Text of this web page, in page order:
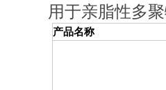
用于亲脂性多
产品名称